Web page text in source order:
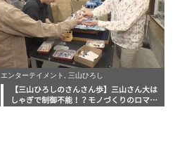
エンターテイメント, 三山ひろし
【三山ひろしのさんさん歩】三山さん大は
しゃぎで制御不能！？モノづくりのロマン